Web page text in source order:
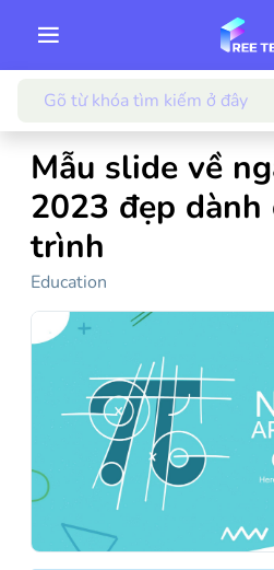
Mẫu slide về
2023 đẹp
trình
Education